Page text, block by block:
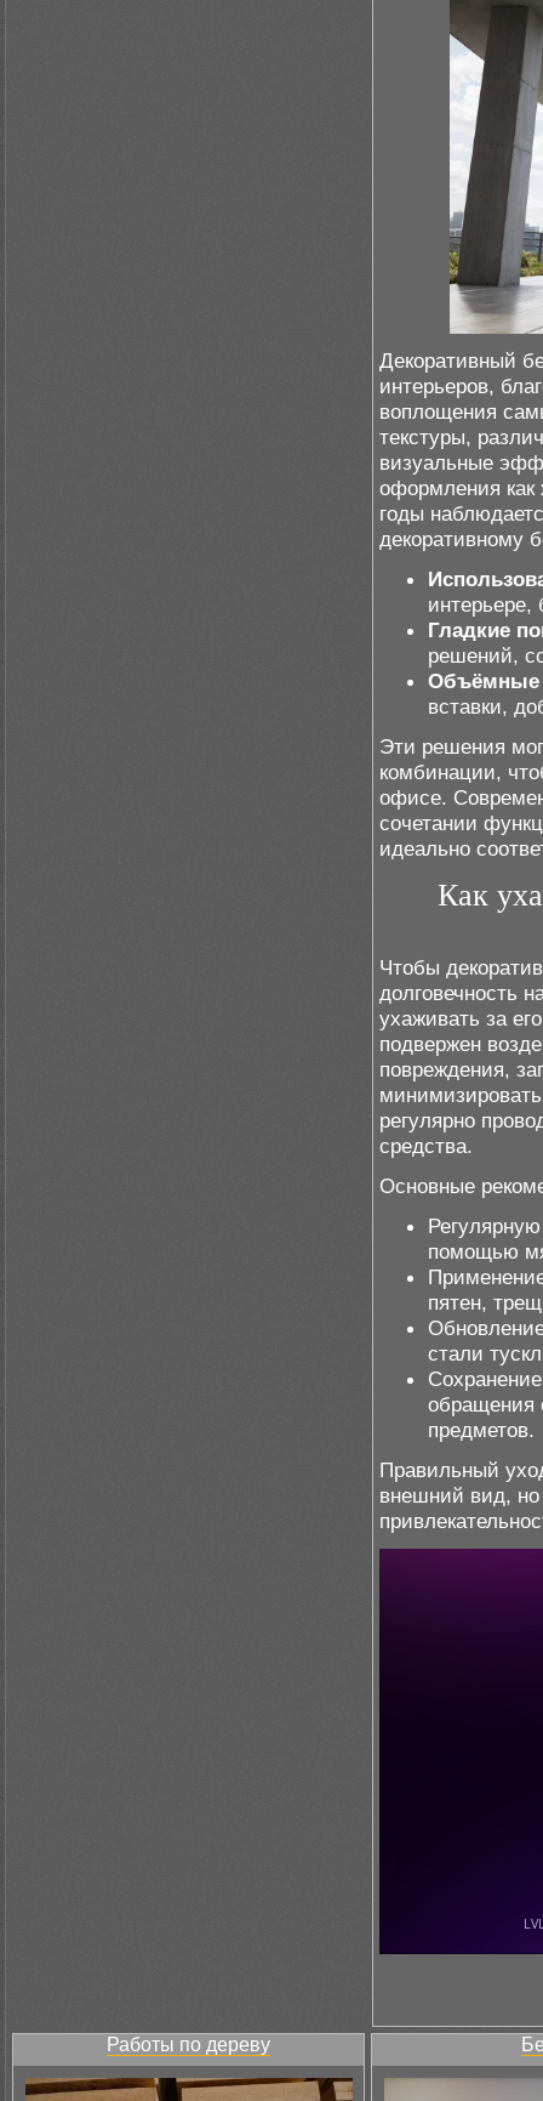
Декоративный
интерьеров,
воплощения
текстуры,
визуальные
оформления
годы
декоративному
Гладкие
решений,
Объёмные
вставки,
Эти решения
комбинации,
офисе.
сочетании
идеально
Как
Чтобы
долговечность
ухаживать за
подвержен
повреждения,
регулярно
средства.
Основные
помощью
пятен,
стали
обращения
предметов.
Правильный
внешний вид, но
Работы по дереву